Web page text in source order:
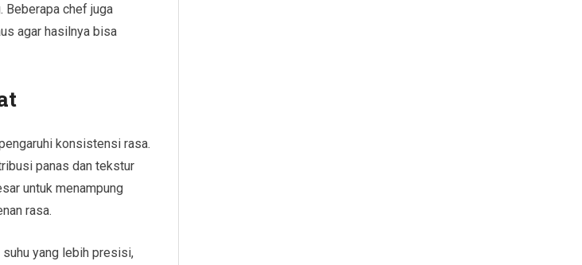
Beberapa chef juga
agar hasilnya bisa
konsistensi rasa.
panas dan tekstur
untuk menampung
rasa.
yang lebih presisi,